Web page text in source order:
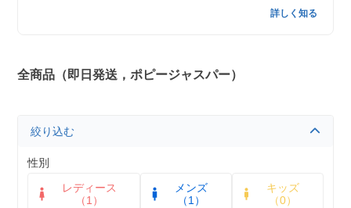
詳しく知る
全商品（即日発送，ポピージャスパー）
絞り込む
性別
レディース
（1）
メンズ
（1）
キッズ
（0）